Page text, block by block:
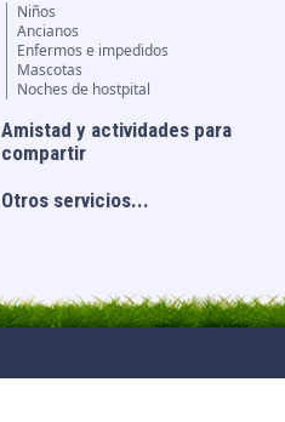
Niños
Ancianos
Enfermos e impedidos
Mascotas
Noches de hostpital
Amistad y actividades para
compartir
Otros servicios...